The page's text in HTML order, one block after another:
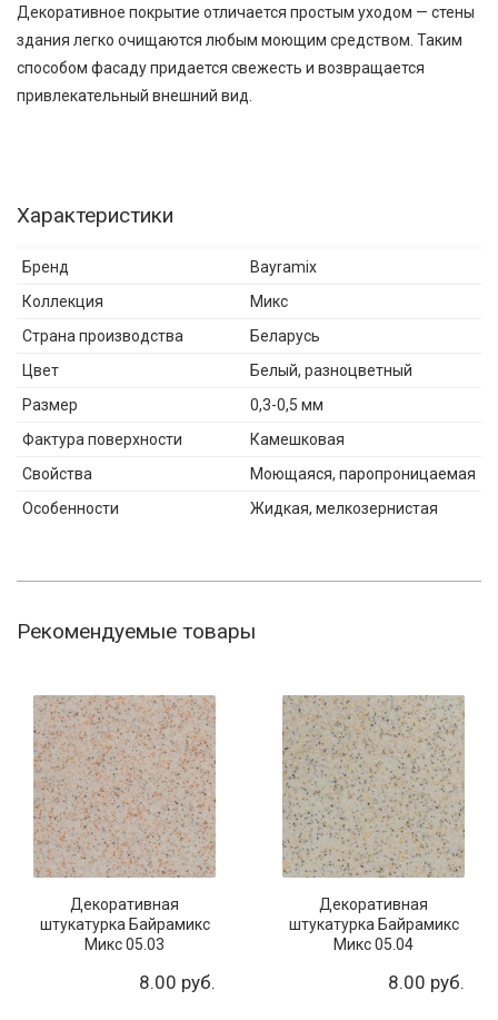
Декоративное покрытие отличается простым уходом — стены
здания легко очищаются любым моющим средством. Таким
способом фасаду придается свежесть и возвращается
привлекательный внешний вид.
Характеристики
Бренд
Bayramix
Коллекция
Микс
Страна производства
Беларусь
Цвет
Белый, разноцветный
Размер
0,3-0,5 мм
Фактура поверхности
Камешковая
Свойства
Моющаяся, паропроницаемая
Особенности
Жидкая, мелкозернистая
Рекомендуемые товары
Декоративная
штукатурка Байрамикс
Микс 05.03
8.00 руб.
Декоративная
штукатурка Байрамикс
Микс 05.04
8.00 руб.